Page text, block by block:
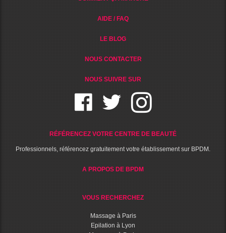
AIDE / FAQ
LE BLOG
NOUS CONTACTER
NOUS SUIVRE SUR
RÉFÉRENCEZ VOTRE CENTRE DE BEAUTÉ
Professionnels, référencez gratuitement votre établissement sur BPDM.
A PROPOS DE BPDM
VOUS RECHERCHEZ
Massage à Paris
Epilation à Lyon